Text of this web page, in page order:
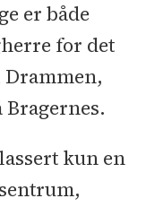
l
RIE:
er både
for det
kun en